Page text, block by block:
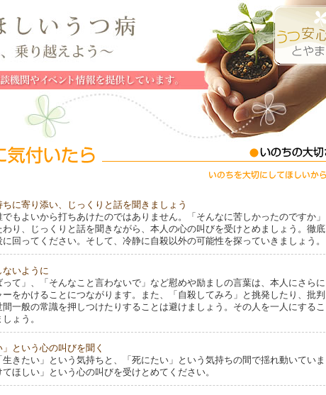
に寄り添い、じっくりと話を聞きましょう
もよいから打ちあけたのではありません。「そんなに苦しかったのですか」
わり、じっくりと話を聞きながら、本人の心の叫びを受けとめましょう。徹底
に回ってください。そして、冷静に自殺以外の可能性を探っていきましょう。
ないように
て」、「そんなこと言わないで」など慰めや励ましの言葉は、本人にさらに
ーをかけることにつながります。また、「自殺してみろ」と挑発したり、批判
間一般の常識を押しつけたりすることは避けましょう。その人を一人にするこ
ょう。
」という心の叫びを聞く
きたい」という気持ちと、「死にたい」という気持ちの間で揺れ動いていま
ほしい」という心の叫びを受けとめてください。